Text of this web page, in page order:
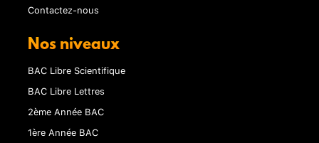
Contactez-nous
Nos niveaux
BAC Libre Scientifique
BAC Libre Lettres
2ème Année BAC
1ère Année BAC